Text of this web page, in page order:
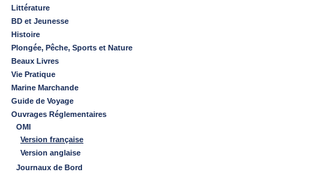
Littérature
BD et Jeunesse
Histoire
Plongée, Pêche, Sports et Nature
Beaux Livres
Vie Pratique
Marine Marchande
Guide de Voyage
Ouvrages Réglementaires
OMI
Version française
Version anglaise
Journaux de Bord